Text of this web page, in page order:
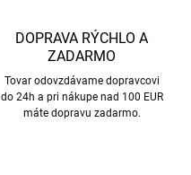
DOPRAVA RÝCHLO A
ZADARMO
Tovar odovzdávame dopravcovi
do 24h a pri nákupe nad 100 EUR
máte dopravu zadarmo.